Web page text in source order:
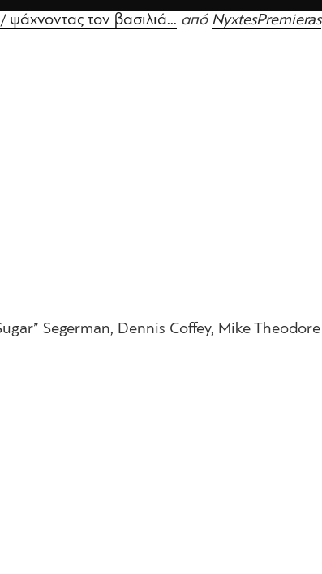
τον βασιλιά... από NyxtesPremieras
Segerman, Dennis Coffey, Mike Theodore